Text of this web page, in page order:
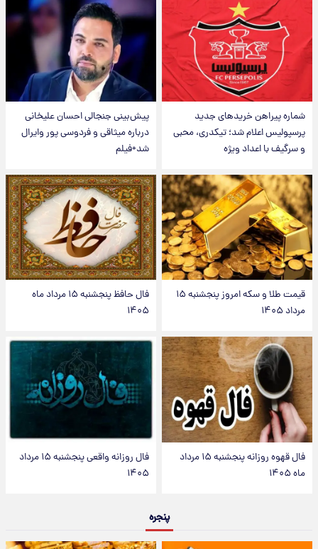
شماره پیراهن خریدهای جدید
پرسپولیس اعلام شد؛ تیکدری، محبی
و سرگیف با اعداد ویژه
پیش‌بینی جنجالی احسان علیخانی
درباره میثاقی و فردوسی پور وایرال
شد+فیلم
قیمت طلا و سکه امروز پنجشنبه ۱۵
مرداد ۱۴۰۵
فال حافظ پنجشنبه ۱۵ مرداد ماه
۱۴۰۵
فال قهوه روزانه پنجشنبه ۱۵ مرداد
ماه ۱۴۰۵
فال روزانه واقعی پنجشنبه ۱۵ مرداد
۱۴۰۵
پنجره